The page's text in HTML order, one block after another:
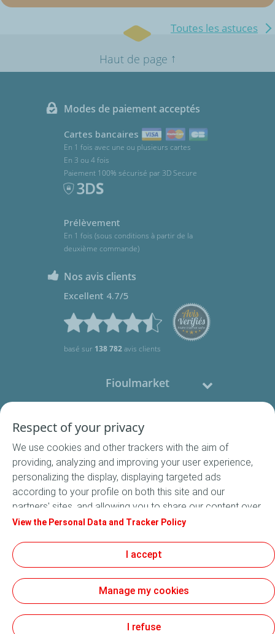
Toutes les astuces
Haut de page ↑
Modes de paiement acceptés
Cartes bancaires
En 1 fois avec une ou plusieurs cartes
En 3 ou 4 fois
Paiement 100% sécurisé par 3D Secure
Prélèvement
En 1 fois (sous conditions à partir de la
deuxième commande)
Nos avis clients
Excellent 4.7/5
basé sur 138 782avis clients
Fioulmarket
Nous contacter
Suivez-nous
Conditions Générales de Vente
Mentions légales
Données Personnelles
Cookies
Accessibilité : non conforme
Respect of your privacy
We use cookies and other trackers with the aim of
providing, analyzing and improving your user experience,
personalizing the display, displaying targeted ads
according to your profile on both this site and our
partners' sites, and allowing you to share our content over
social media. In accordance with French legislation,
default. You can change your cookie settings at any time
by clicking on the "Manage my cookies" button. By clicking
on the "Accept" button, you agree that we may store all
cookies on your device. If you click on "Decline", only the
correctly will be used. For more information, especially
View the Personal Data and Tracker Policy
I accept
Manage my cookies
I refuse